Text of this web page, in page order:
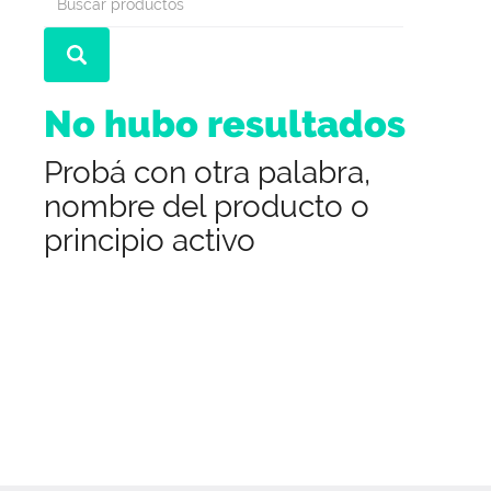
No hubo resultados
Probá con otra palabra,
nombre del producto o
principio activo